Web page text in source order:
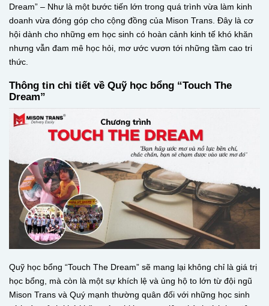
Dream” – Như là một bước tiến lớn trong quá trình vừa làm kinh
doanh vừa đóng góp cho cộng đồng của Mison Trans. Đây là cơ
hội dành cho những em học sinh có hoàn cảnh kinh tế khó khăn
nhưng vẫn đam mê học hỏi, mơ ước vươn tới những tầm cao tri
thức.
Thông tin chi tiết về Quỹ học bổng “Touch The
Dream”
Quỹ học bổng “Touch The Dream” sẽ mang lại không chỉ là giá trị
học bổng, mà còn là một sự khích lệ và ủng hộ to lớn từ đội ngũ
Mison Trans và Quý mạnh thường quân đối với những học sinh